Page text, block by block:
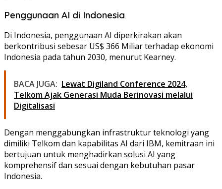
Penggunaan AI di Indonesia
Di Indonesia, penggunaan AI diperkirakan akan
berkontribusi sebesar US$ 366 Miliar terhadap ekonomi
Indonesia pada tahun 2030, menurut Kearney.
BACA JUGA: Lewat Digiland Conference 2024,
Telkom Ajak Generasi Muda Berinovasi melalui
Digitalisasi
Dengan menggabungkan infrastruktur teknologi yang
dimiliki Telkom dan kapabilitas AI dari IBM, kemitraan ini
bertujuan untuk menghadirkan solusi AI yang
komprehensif dan sesuai dengan kebutuhan pasar
Indonesia.